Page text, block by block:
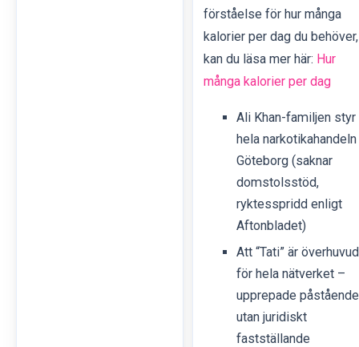
förståelse för hur många
kalorier per dag du behöver,
kan du läsa mer här: Hur
många kalorier per dag
Ali Khan-familjen styr
hela narkotikahandeln
Göteborg (saknar
domstolsstöd,
ryktesspridd enligt
Aftonbladet)
Att “Tati” är överhuvud
för hela nätverket –
upprepade
utan juridiskt
fastställande